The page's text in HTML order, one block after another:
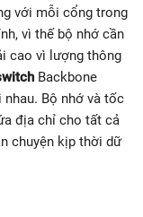
với mỗi cổng trong
vì thế bộ nhớ cần
cao vì lượng thông
Backbone
Bộ nhớ và tốc
địa chỉ cho tất cả
chuyện kịp thời dữ